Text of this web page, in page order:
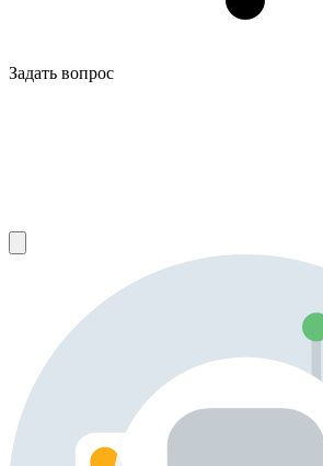
Задать вопрос